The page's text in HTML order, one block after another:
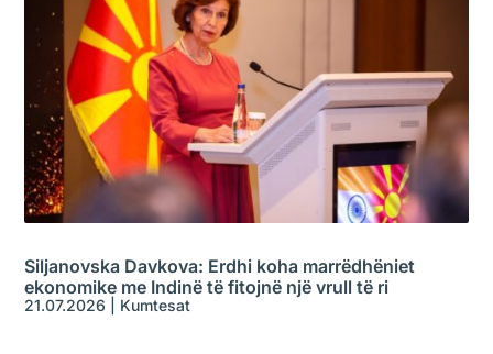
Siljanovska Davkova: Erdhi koha marrëdhëniet
ekonomike me Indinë të fitojnë një vrull të ri
21.07.2026 Kumtesat